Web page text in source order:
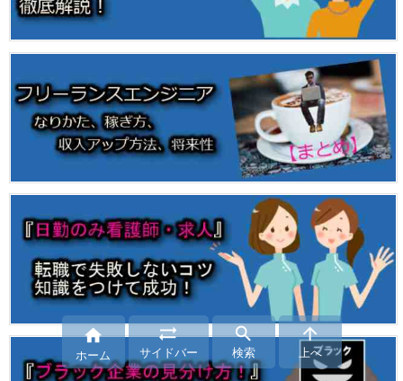

ホーム

サイドバー

検索

上へ